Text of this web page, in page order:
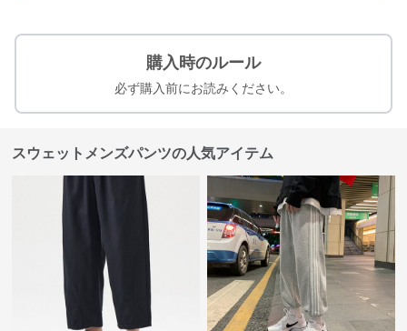
購入時のルール
必ず購入前にお読みください。
スウェットメンズパンツの人気アイテム